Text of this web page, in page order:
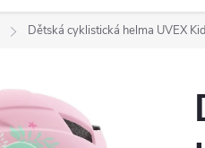
Dětská cyklistická helma UVEX